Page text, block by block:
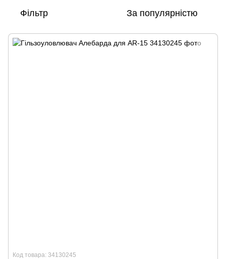
Фільтр За популярністю
Код товара: 34130245